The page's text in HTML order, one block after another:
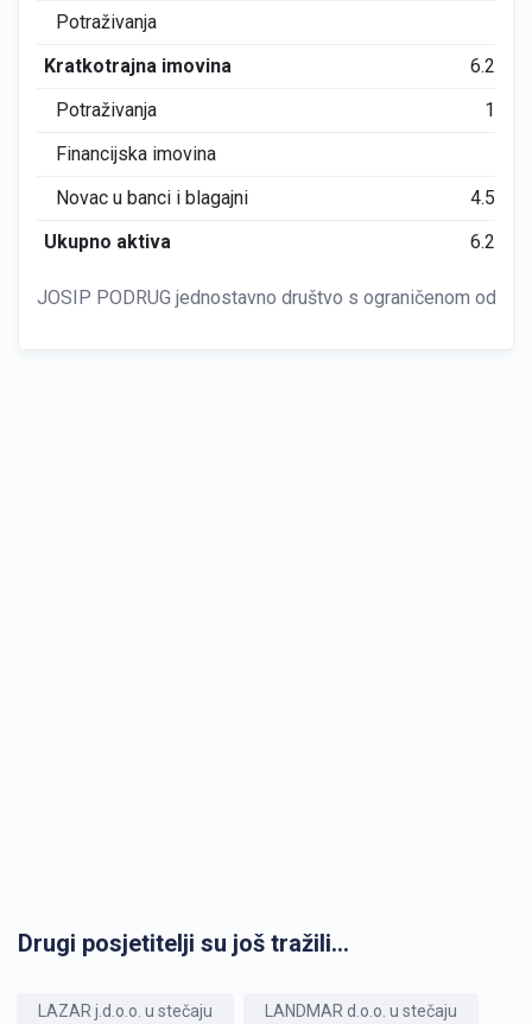
Potraživanja
Kratkotrajna imovina
6.274
Potraživanja
140
Financijska imovina
Novac u banci i blagajni
4.576
Ukupno aktiva
6.274
JOSIP PODRUG jednostavno društvo s ograničenom
Drugi posjetitelji su još tražili...
LAZAR j.d.o.o. u stečaju LANDMAR d.o.o. u stečaju